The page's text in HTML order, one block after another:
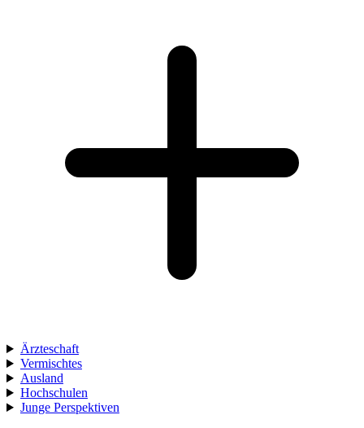
Ärzteschaft
Vermischtes
Ausland
Hochschulen
Junge Perspektiven